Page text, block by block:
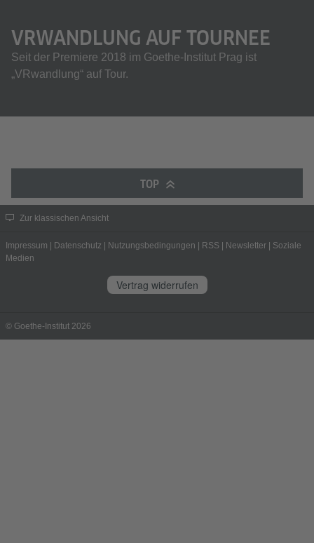
VRWANDLUNG AUF TOURNEE
Seit der Premiere 2018 im Goethe-Institut Prag ist
„VRwandlung“ auf Tour.
TOP
Zur klassischen Ansicht
Impressum Datenschutz Nutzungsbedingungen RSS Newsletter
Soziale
Medien
Vertrag widerrufen
© Goethe-Institut 2026